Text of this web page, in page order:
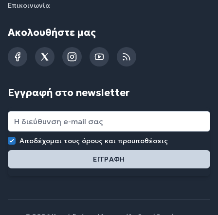
Επικοινωνία
Ακολουθήστε μας
FacebookTwitterInstagramYouTubeRSS
Εγγραφή στο newsletter
Αποδέχομαι τους όρους και προυποθέσεις